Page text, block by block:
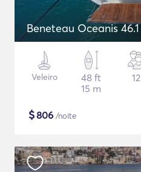
Beneteau Oceanis 46.1
Veleiro
48 ft
15 m
12
$806 /noite